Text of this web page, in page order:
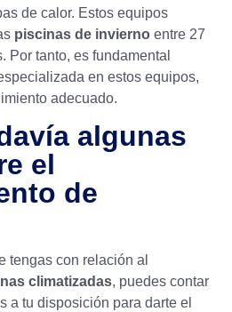
de calor. Estos equipos
piscinas de invierno entre 27
Por tanto, es fundamental
en estos equipos,
adecuado.
algunas
el
de
tengas con relación al
climatizadas, puedes contar
a tu disposición para darte el